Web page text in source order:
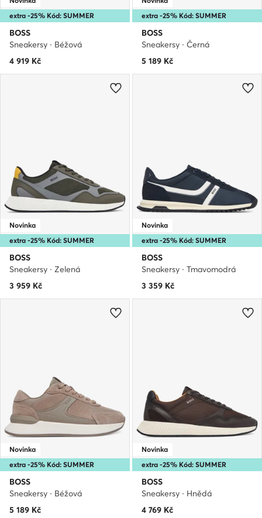
extra -25% Kód: SUMMER
BOSS
Sneakersy · Béžová
4 919 Kč
extra -25% Kód: SUMMER
BOSS
Sneakersy · Černá
5 189 Kč
extra -25% Kód: SUMMER
Novinka
BOSS
Sneakersy · Zelená
3 959 Kč
extra -25% Kód: SUMMER
Novinka
BOSS
Sneakersy · Tmavomodrá
3 359 Kč
extra -25% Kód: SUMMER
Novinka
BOSS
Sneakersy · Béžová
5 189 Kč
extra -25% Kód: SUMMER
Novinka
BOSS
Sneakersy · Hnědá
4 769 Kč